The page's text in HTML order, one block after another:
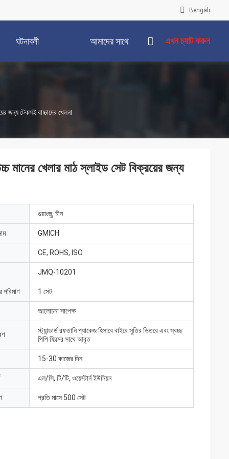
Bengali
ঘটনাবলী আমাদের সাথে এখন চ্যাট করুন
জন্য টেকসই বাচ্চাদের খেলনা
মানের খেলার মাঠ স্লাইড সেট বিক্রয়ের জন্য
গুয়াংজু, চীন
GMICH
CE, ROHS, ISO
JMQ-10201
পরিমাণ 1 সেট
আলোচনা সাপেক্ষ
স্ট্যান্ডার্ড রফতানি প্যাকেজ হিসাবে বাইরে সুতির ভিতরে এবং স্বচ্ছ
পিপি ফিল্মের সাথে আবৃত
15-30 কাজের দিন
এল/সি, টি/টি, ওয়েস্টার্ন ইউনিয়ন
প্রতি মাসে 500 সেট